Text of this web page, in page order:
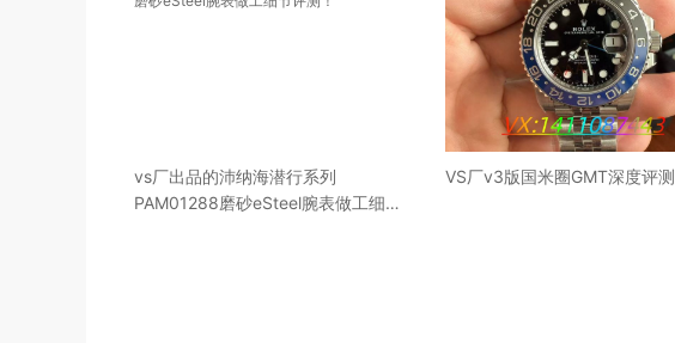
vs厂出品的沛纳海潜行系列
PAM01288磨砂eSteel腕表做工细节
VS厂v3版国米圈GMT深度评测